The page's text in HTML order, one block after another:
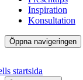
Inspiration
Konsultation
Öppna navigeringen
startsida